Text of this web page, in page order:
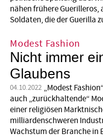
nähen frühere Guerilleros,
Soldaten, die der Guerilla
Modest Fashion
Nicht immer
Glaubens
04.10.2022 „Modest
auch „zurückhaltende“
einer religiösen
milliardenschweren
Wachstum der Branche in